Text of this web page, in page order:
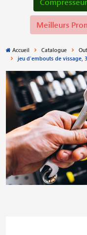
Meilleurs
Accueil Catalogue
jeu d′embouts de vissage,